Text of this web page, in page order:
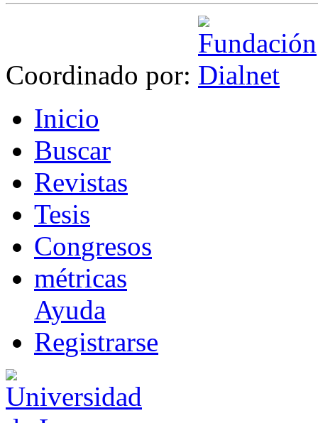
Coordinado por:
Inicio
Buscar
Revistas
Tesis
Congresos
métricas
Ayuda
Registrarse